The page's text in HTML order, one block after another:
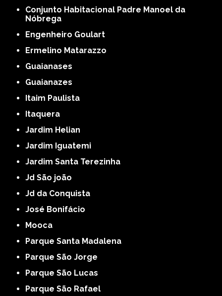
Conjunto Habitacional Padre Manoel da
Nóbrega
Engenheiro Goulart
Ermelino Matarazzo
Guaianases
Guaianazes
Itaim Paulista
Itaquera
Jardim Helian
Jardim Iguatemi
Jardim Santa Terezinha
Jd São joão
Jd da Conquista
José Bonifácio
Mooca
Parque Santa Madalena
Parque São Jorge
Parque São Lucas
Parque São Rafael